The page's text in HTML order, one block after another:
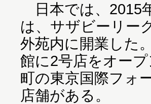
日本では、2015
は、サザビーリー
外苑内に開業した
館に2号店をオー
町の東京国際フォ
店舗がある。